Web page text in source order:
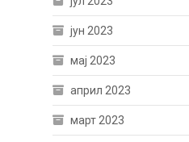
јун 2023
мај 2023
април 2023
март 2023